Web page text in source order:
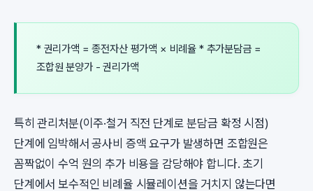
* 권리가액 = 종전자산 평가액 × 비례율 * 추가분담금 =
조합원 분양가 - 권리가액
특히 관리처분(이주·철거 직전 단계로 분담금 확정 시점)
단계에 임박해서 공사비 증액 요구가 발생하면 조합원은
꼼짝없이 수억 원의 추가 비용을 감당해야 합니다. 초기
단계에서 보수적인 비례율 시뮬레이션을 거치지 않는다면